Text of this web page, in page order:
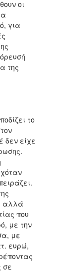
οι
για
της
το
δεν είχε
αλλά
που
με την
με
ευρώ,
σε